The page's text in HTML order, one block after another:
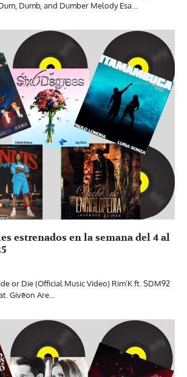
Dumb, and Dumber Melody Esa…
estrenados en la semana del 4 al
or Die (Official Music Video) Rim’K ft. ‪SDM92‬
Givēon Are…